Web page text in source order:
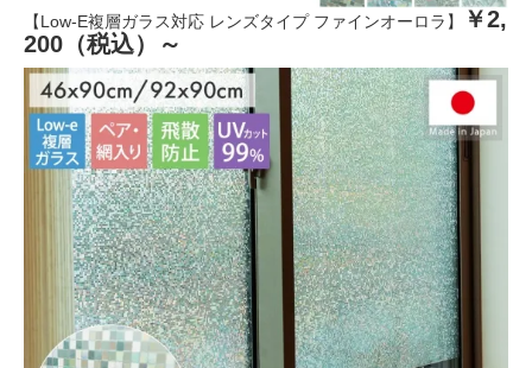
【Low-E複層ガラス対応 レンズタイプ ファインオーロラ】
￥2,
200（税込）～